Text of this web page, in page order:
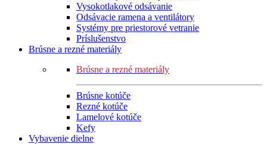
Vysokotlakové odsávanie
Odsávacie ramena a ventilátory
Systémy pre priestorové vetranie
Príslušenstvo
Brúsne a rezné materiály
Brúsne a rezné materiály
Brúsne kotúče
Rezné kotúče
Lamelové kotúče
Kefy
Vybavenie dielne